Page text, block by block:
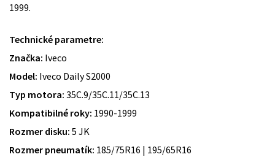
1999.
Technické parametre:
Značka: Iveco
Model: Iveco Daily S2000
Typ motora: 35C.9/35C.11/35C.13
Kompatibilné roky: 1990-1999
Rozmer disku: 5 JK
Rozmer pneumatík: 185/75R16 | 195/65R16